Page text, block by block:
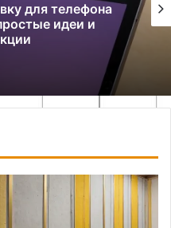
для телефона
идеи и